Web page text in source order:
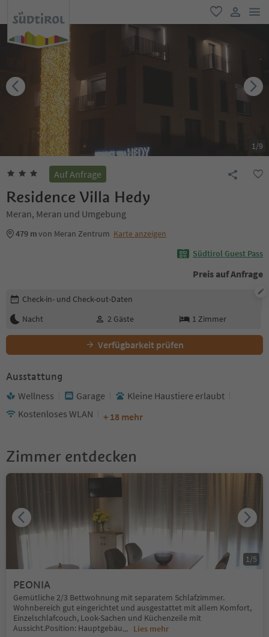
favorit
user link
1/9
Auf Anfrage
Residence Villa Hedy
Meran, Meran und Umgebung
479 mvon Meran Zentrum Karte anzeigen
Südtirol Guest Pass
Preis auf Anfrage
Buchungsdetails bearbeiten
Check-in- und Check-out-Daten
Nacht
2 Gäste 1 Zimmer
Verfügbarkeit prüfen
Ausstattung
Wellness Garage
Kleine Haustiere erlaubt
Kostenloses WLAN
+ 18 mehr
Zimmer entdecken
PEONIA
Gemütliche 2/3 Bettwohnung mit separatem Schlafzimmer.
Wohnbereich gut eingerichtet und ausgestattet mit allem Komfort,
Einzelschlafcouch, Look-Sachen und Küchenzeile mit
Aussicht.Position: Hauptgebäu... Lies mehr
1 /5